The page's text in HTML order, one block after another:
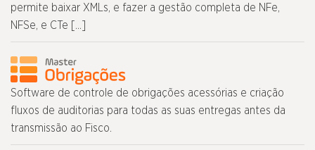
permite baixar XMLs, e fazer a gestão completa de NFe,
NFSe, e CTe […]
Software de controle de obrigações acessórias e criação
fluxos de auditorias para todas as suas entregas antes da
transmissão ao Fisco.